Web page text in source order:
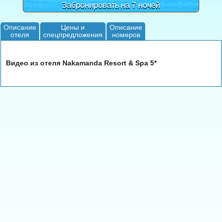
Забронировать на 7 ночей
Описание
отеля
Цены и
спецпредложения
Описание
номеров
Видео из отеля Nakamanda Resort & Spa 5*